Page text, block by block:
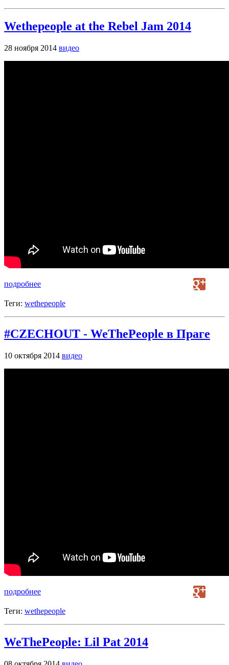
Wethepeople at the Rebel Jam 2014
28 ноября 2014 видео
подробнее
Теги: wethepeople
#CZECHOUT - WeThePeople в Праге
10 октября 2014 видео
подробнее
Теги: wethepeople
WeThePeople: Lil Pat 2014